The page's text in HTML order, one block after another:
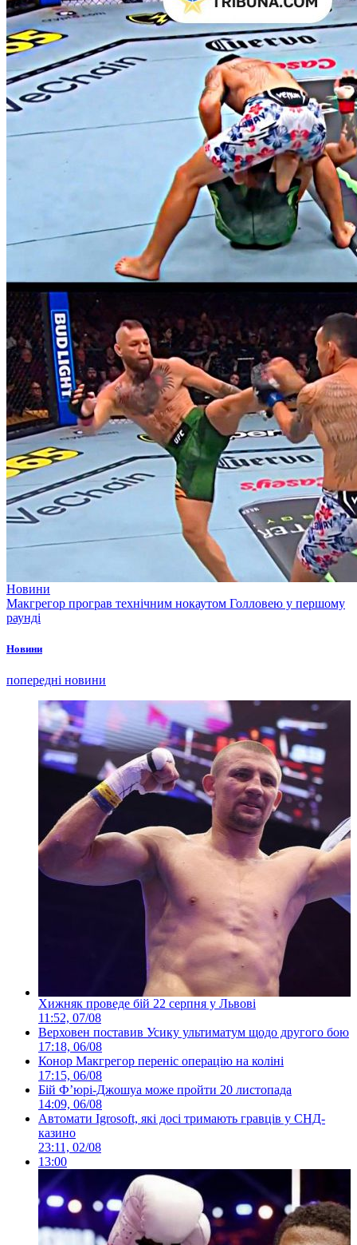
Новини
Макгрегор програв технічним нокаутом Голловею у першому
раунді
Новини
попередні новини
Хижняк проведе бій 22 серпня у Львові
11:52, 07/08
Верховен поставив Усику ультиматум щодо другого бою
17:18, 06/08
Конор Макгрегор переніс операцію на коліні
17:15, 06/08
Бій Ф’юрі-Джошуа може пройти 20 листопада
14:09, 06/08
Автомати Igrosoft, які досі тримають гравців у СНД-
казино
23:11, 02/08
13:00